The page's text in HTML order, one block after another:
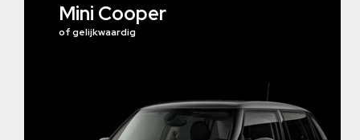
Mini Cooper
of gelijkwaardig